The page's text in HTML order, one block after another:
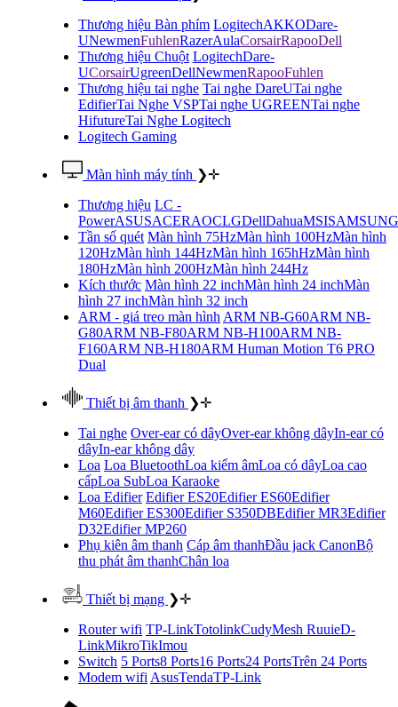
Thương hiệu Bàn phím LogitechAKKODare-
UNewmenFuhlenRazerAulaCorsairRapooDell
Thương hiệu Chuột LogitechDare-
UCorsairUgreenDellNewmenRapooFuhlen
Thương hiệu tai nghe Tai nghe DareUTai nghe
EdifierTai Nghe VSPTai nghe UGREENTai nghe
HifutureTai Nghe Logitech
Logitech Gaming
Màn hình máy tính ❯✛
Thương hiệu LC -
PowerASUSACERAOCLGDellDahuaMSISAMSUNG
Tần số quét Màn hình 75HzMàn hình 100HzMàn hình
120HzMàn hình 144HzMàn hình 165hHzMàn hình
180HzMàn hình 200HzMàn hình 244Hz
Kích thước Màn hình 22 inchMàn hình 24 inchMàn
hình 27 inchMàn hình 32 inch
ARM - giá treo màn hình ARM NB-G60ARM NB-
G80ARM NB-F80ARM NB-H100ARM NB-
F160ARM NB-H180ARM Human Motion T6 PRO
Dual
Thiết bị âm thanh ❯✛
Tai nghe Over-ear có dâyOver-ear không dâyIn-ear có
dâyIn-ear không dây
Loa Loa BluetoothLoa kiểm âmLoa có dâyLoa cao
cấpLoa SubLoa Karaoke
Loa Edifier Edifier ES20Edifier ES60Edifier
M60Edifier ES300Edifier S350DBEdifier MR3Edifier
D32Edifier MP260
Phụ kiên âm thanh Cáp âm thanhĐầu jack CanonBộ
thu phát âm thanhChân loa
Thiết bị mạng ❯✛
Router wifi TP-LinkTotolinkCudyMesh RuuieD-
LinkMikroTikImou
Switch 5 Ports8 Ports16 Ports24 PortsTrên 24 Ports
Modem wifi AsusTendaTP-Link